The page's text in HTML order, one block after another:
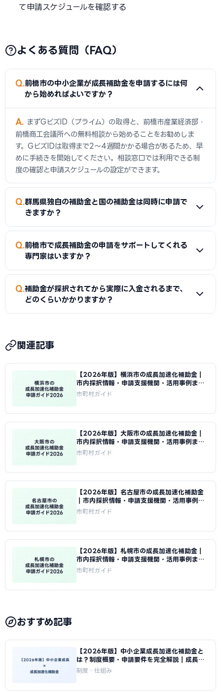
て申請スケジュールを確認する
よくある質問（FAQ）
Q 前橋市の中小企業が成長補助金を申請するには何
から始めればよいですか？
A
まずGビズID（プライム）の取得と、前橋市産業経済部・
前橋商工会議所への無料相談から始めることをお勧めしま
す。GビズIDは取得まで2〜4週間かかる場合があるため、早
めに手続きを開始してください。相談窓口では利用できる制
度の確認と申請スケジュールの設定ができます。
Q 群馬県独自の補助金と国の補助金は同時に申請で
きますか？
A
同一経費への重複申請は禁止されていますが、経費の種類
を分けることで両方の制度を活用できる場合があります。例え
独自補助金を申請するといった方法です。必ず両制度の担当
窓口に事前確認してください。
Q 前橋市で成長補助金の申請をサポートしてくれる
専門家はいますか？
A
前橋市産業経済部・前橋商工会議所では無料相談を実施
しています。また、群馬県のよろず支援拠点でも経営全般の相
Q 補助金が採択されてから実際に入金されるまで、
どのくらいかかりますか？
審査を経て入金されるため、IT導入補助金で数ヶ月、ものづ
くり補助金では1年以上かかる場合があります。入金までの間
は自己資金または群馬県の制度融資（信用保証協会の保証付
き融資）を組み合わせた資金計画が必要です。
関連記事
【2026年版】横浜市の成長加速化補助金｜
市内採択情報・申請支援機関・活用事例まと
め｜成長加速化補助金ナビ
市町村ガイド
【2026年版】大阪市の成長加速化補助金｜
市内採択情報・申請支援機関・活用事例まと
め｜成長加速化補助金ナビ
市町村ガイド
【2026年版】名古屋市の成長加速化補助金
｜市内採択情報・申請支援機関・活用事例ま
とめ｜成長加速化補助金ナビ
市町村ガイド
【2026年版】札幌市の成長加速化補助金｜
市内採択情報・申請支援機関・活用事例まと
め｜成長加速化補助金ナビ
市町村ガイド
おすすめ記事
【2026年版】中小企業成長加速化補助金と
は？制度概要・申請要件を完全解説｜成長加
速化補助金ナビ
制度・仕組み